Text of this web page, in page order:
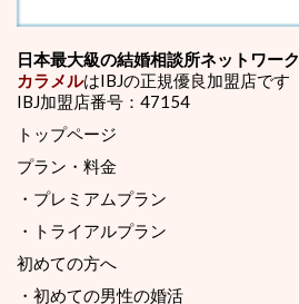
日本最大級の結婚相談所ネットワーク
カラメルはIBJの正規優良加盟店です
IBJ加盟店番号：47154
トップページ
プラン・料金
・プレミアムプラン
・トライアルプラン
初めての方へ
・初めての男性の婚活